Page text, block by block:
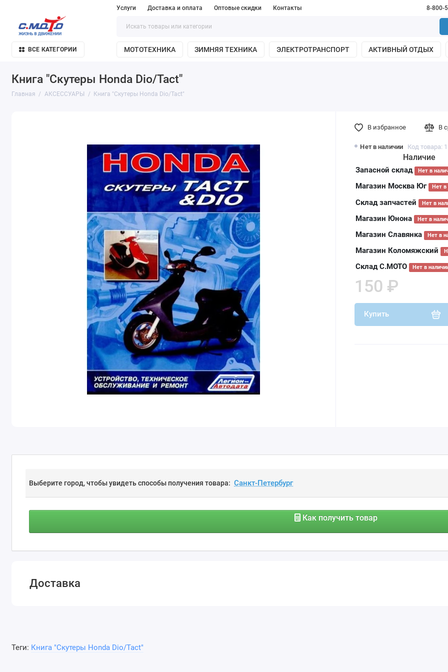
Услуги Доставка и оплата Оптовые скидки Контакты 8-800-
ВСЕ КАТЕГОРИИ МОТОТЕХНИКА ЗИМНЯЯ ТЕХНИКА ЭЛЕКТРОТРАНСПОРТ АКТИВНЫЙ ОТДЫХ
Книга "Скутеры Honda Dio/Tact"
Главная АКСЕССУАРЫ Книга "Скутеры Honda Dio/Tact"
Нет в наличии Код товара:
Наличие
Запасной склад Нет в
Магазин Москва Юг Нет в
Склад запчастей Нет в
Магазин Юнона Нет в
Магазин Славянка Нет в
Магазин Коломяжский
Склад С.МОТО Нет в
150 ₽
Купить
В избранное В
Выберите город, чтобы увидеть способы получения товара:
Как получить товар
Доставка
Теги: Книга "Скутеры Honda Dio/Tact"